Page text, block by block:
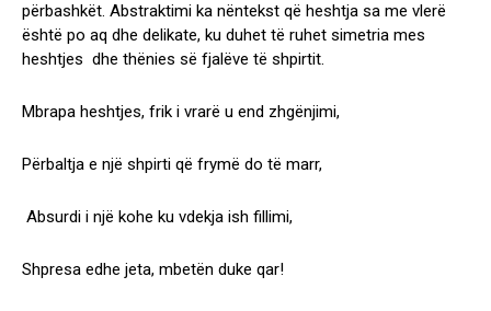
përbashkët. Abstraktimi ka nëntekst që heshtja sa me vlerë
është po aq dhe delikate, ku duhet të ruhet simetria mes
heshtjes dhe thënies së fjalëve të shpirtit.
Mbrapa heshtjes, frik i vrarë u end zhgënjimi,
Përbaltja e një shpirti që frymë do të marr,
Absurdi i një kohe ku vdekja ish fillimi,
Shpresa edhe jeta, mbetën duke qar!